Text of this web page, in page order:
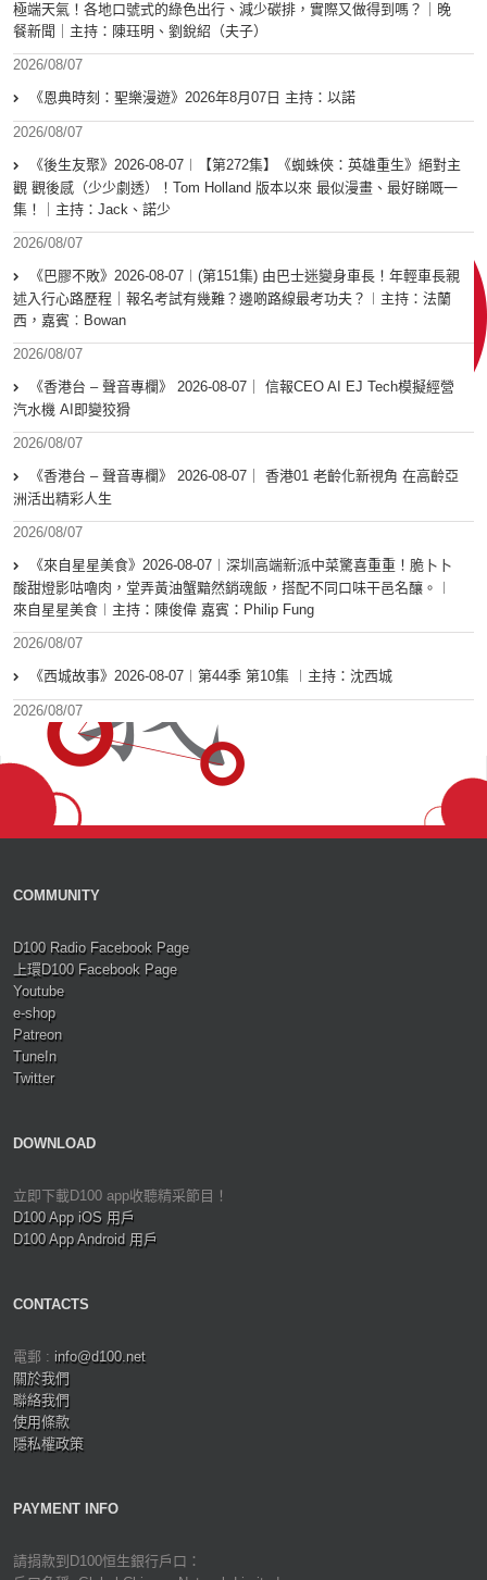
極端天氣！各地口號式的綠色出行、減少碳排，實際又做得到嗎？｜晚
餐新聞｜主持：陳珏明、劉銳紹（夫子）
2026/08/07
《恩典時刻：聖樂漫遊》2026年8月07日 主持：以諾
2026/08/07
《後生友聚》2026-08-07︱【第272集】《蜘蛛俠：英雄重生》絕對主
觀 觀後感（少少劇透）！Tom Holland 版本以來 最似漫畫、最好睇嘅一
集！｜主持：Jack、諾少
2026/08/07
《巴膠不敗》2026-08-07︱(第151集) 由巴士迷變身車長！年輕車長親
述入行心路歷程｜報名考試有幾難？邊啲路線最考功夫？︱主持：法蘭
西，嘉賓︰Bowan
2026/08/07
《香港台 – 聲音專欄》 2026-08-07｜ 信報CEO AI EJ Tech模擬經營
汽水機 AI即變狡猾
2026/08/07
《香港台 – 聲音專欄》 2026-08-07｜ 香港01 老齡化新視角 在高齡亞
洲活出精彩人生
2026/08/07
《來自星星美食》2026-08-07︱深圳高端新派中菜驚喜重重！脆卜卜
酸甜燈影咕嚕肉，堂弄黃油蟹黯然銷魂飯，搭配不同口味干邑名釀。︱
來自星星美食︱主持：陳俊偉 嘉賓：Philip Fung
2026/08/07
《西城故事》2026-08-07︱第44季 第10集 ︱主持：沈西城
2026/08/07
COMMUNITY
D100 Radio Facebook Page
上環D100 Facebook Page
Youtube
e-shop
Patreon
TuneIn
Twitter
DOWNLOAD
立即下載D100 app收聽精采節目！
D100 App iOS 用戶
D100 App Android 用戶
CONTACTS
電郵 : info@d100.net
關於我們
聯絡我們
使用條款
隱私權政策
PAYMENT INFO
請捐款到D100恒生銀行戶口：